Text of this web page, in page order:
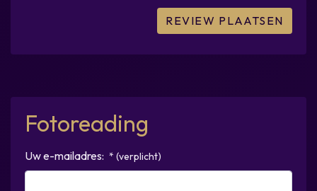
Fotoreading
Uw e-mailadres: * (verplicht)